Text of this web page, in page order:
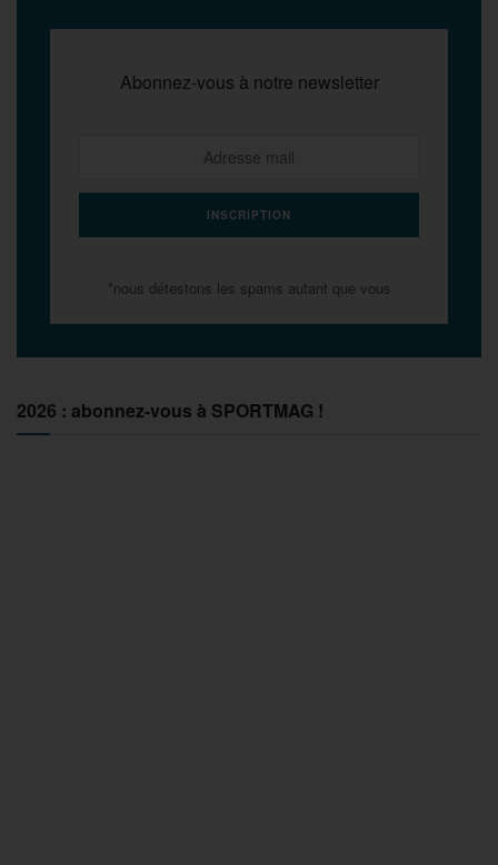
Abonnez-vous à notre newsletter
*nous détestons les spams autant que vous
2026 : abonnez-vous à SPORTMAG !